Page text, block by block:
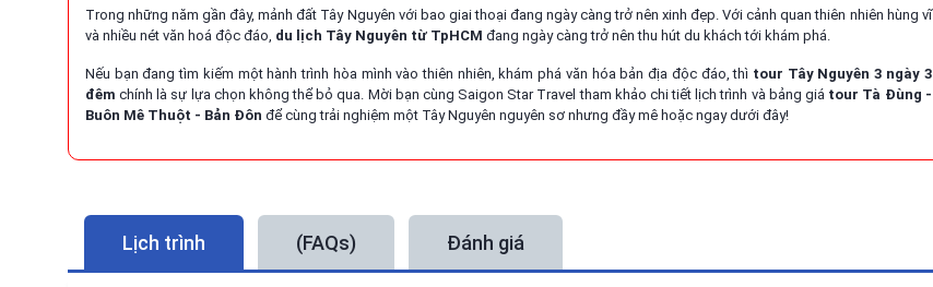
Trong những năm gần đây, mảnh đất Tây Nguyên với bao giai thoại đang ngày càng trở nên xinh đẹp. Với cảnh quan thiên nhiên hùng vĩ
và nhiều nét văn hoá độc đáo, du lịch Tây Nguyên từ TpHCM đang ngày càng trở nên thu hút du khách tới khám phá.
Nếu bạn đang tìm kiếm một hành trình hòa mình vào thiên nhiên, khám phá văn hóa bản địa độc đáo, thì tour Tây Nguyên 3 ngày 3
đêm chính là sự lựa chọn không thể bỏ qua. Mời bạn cùng Saigon Star Travel tham khảo chi tiết lịch trình và bảng giá tour Tà Đùng -
Buôn Mê Thuột - Bản Đôn để cùng trải nghiệm một Tây Nguyên nguyên sơ nhưng đầy mê hoặc ngay dưới đây!
Lịch trình (FAQs) Đánh giá